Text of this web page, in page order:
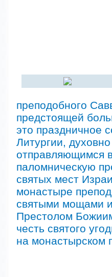
преподобного
предстоящей
это праздничное
Литургии,
отправляющимся
паломническую
святых мест
монастыре
святыми мощами и
Престолом
честь святого
на монастырском